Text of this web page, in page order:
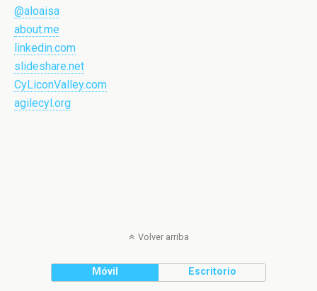
@aloaisa
about.me
linkedin.com
slideshare.net
CyLiconValley.com
agilecyl.org
Volver arriba
Móvil Escritorio